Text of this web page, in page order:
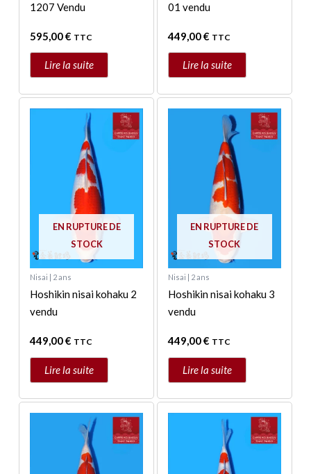
1207 Vendu
595,00€ TTC
Lire la suite
01 vendu
449,00€ TTC
Lire la suite
EN RUPTURE DE
STOCK
Nisai | 2 ans
Hoshikin nisai kohaku 2
vendu
449,00€ TTC
Lire la suite
EN RUPTURE DE
STOCK
Nisai | 2 ans
Hoshikin nisai kohaku 3
vendu
449,00€ TTC
Lire la suite